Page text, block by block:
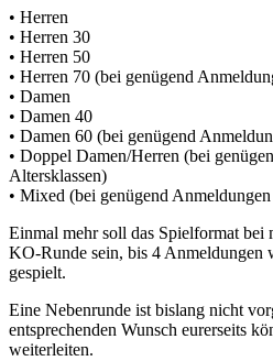
• Herren
• Herren 30
• Herren 50
• Herren 70 (bei genügend
• Damen
• Damen 40
• Damen 60 (bei genügend
• Doppel Damen/Herren (bei
Altersklassen)
• Mixed (bei genügend
Einmal mehr soll das Spielformat bei
KO-Runde sein, bis 4 Anmeldungen
gespielt.
Eine Nebenrunde ist bislang nicht
entsprechenden Wunsch eurerseits
weiterleiten.